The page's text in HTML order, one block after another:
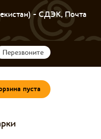
- СДЭК, Почта
Перезвоните
пуста